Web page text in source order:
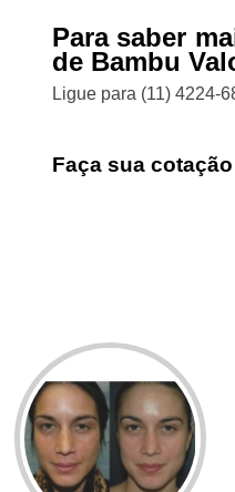
Para saber
de Bambu
Ligue para (11) 4224-
Faça sua cotação